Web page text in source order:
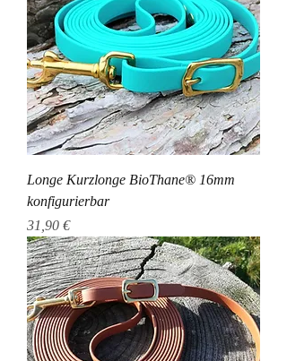
Longe Kurzlonge BioThane® 16mm
konfigurierbar
Preis
31,90 €